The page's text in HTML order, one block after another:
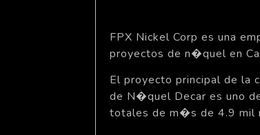
FPX Nickel Corp es una
proyectos de n�quel en
El proyecto principal de
de N�quel Decar es uno
totales de m�s de 4.9 mil